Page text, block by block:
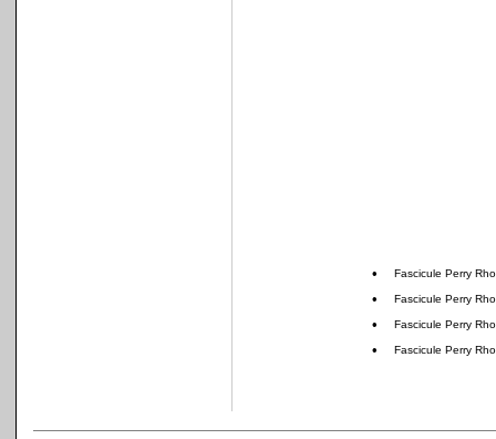
• Fascicule Perry
• Fascicule Perry
• Fascicule Perry
• Fascicule Perry